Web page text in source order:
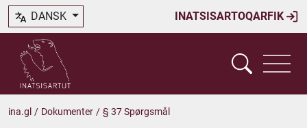
INATSISARTOQARFIK
DANSK
ina.gl / Dokumenter / § 37 Spørgsmål